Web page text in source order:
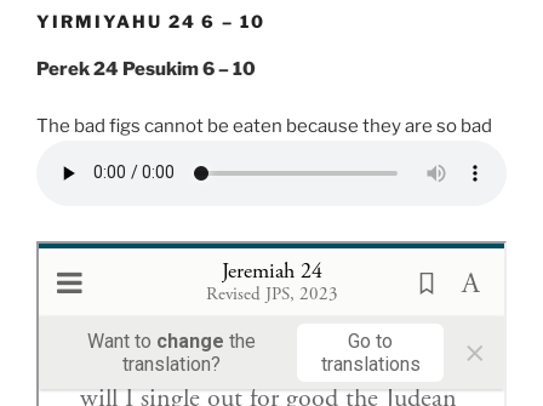
YIRMIYAHU 24 6 – 10
Perek 24 Pesukim 6 – 10
The bad figs cannot be eaten because they are so bad